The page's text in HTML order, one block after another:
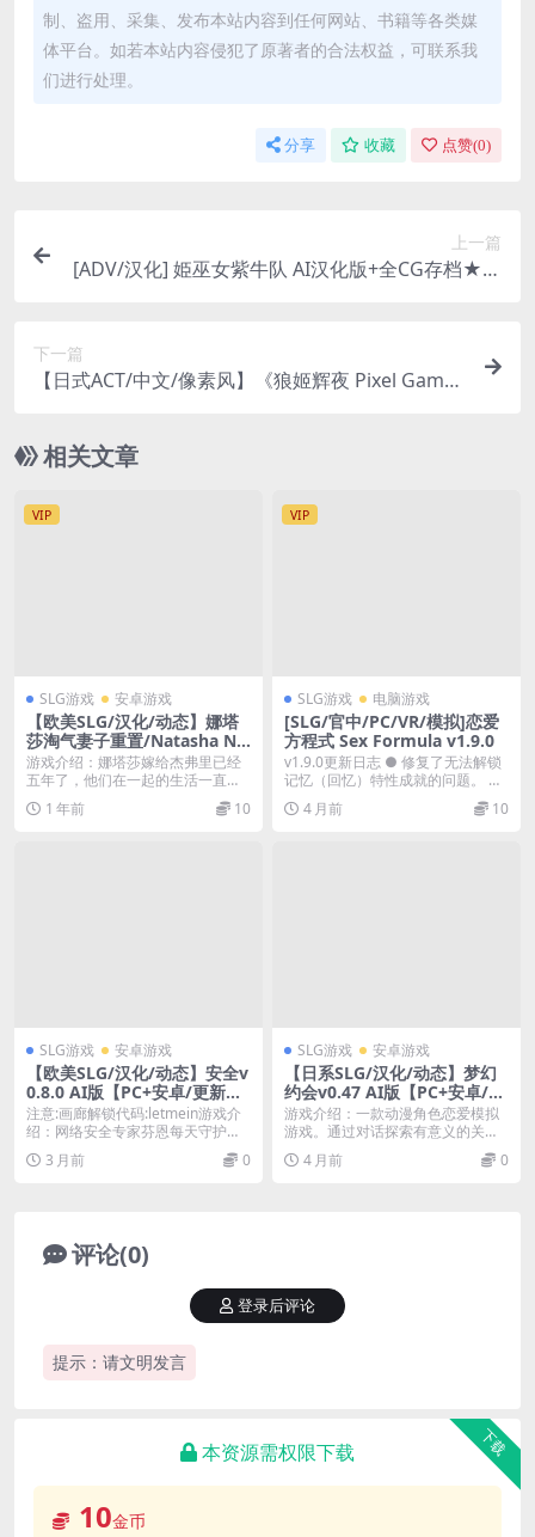
制、盗用、采集、发布本站内容到任何网站、书籍等各类媒
体平台。如若本站内容侵犯了原著者的合法权益，可联系我
们进行处理。
分享 收藏 点赞(0)
上一篇
[ADV/汉化] 姫巫女紫牛队 AI汉化版+全CG存档★全
下一篇
【日式ACT/中文/像素风】《狼姬辉夜 Pixel Game
相关文章
VIP
SLG游戏 安卓游戏
【欧美SLG/汉化/动态】娜塔
莎淘气妻子重置/Natasha Na
ughty Wife v0.48 AI版【PC
+安卓/更新】
游戏介绍：娜塔莎嫁给杰弗里已经
五年了，他们在一起的生活一直幸
福美满。然而，有一天...
1 年前 10
VIP
SLG游戏 电脑游戏
[SLG/官中/PC/VR/模拟]恋爱
方程式 Sex Formula v1.9.0
v1.9.0更新日志 ● 修复了无法解锁
记忆（回忆）特性成就的问题。 ●
新动画 ...
4 月前 10
SLG游戏 安卓游戏
【欧美SLG/汉化/动态】安全v
0.8.0 AI版【PC+安卓/更新】I
n-Security [v0.8.0]
注意:画廊解锁代码:letmein游戏介
绍：网络安全专家芬恩每天守护公
司免受黑客...
3 月前 0
SLG游戏 安卓游戏
【日系SLG/汉化/动态】梦幻
约会v0.47 AI版【PC+安卓/更
新】Fantasy Date [v0.47]
游戏介绍：一款动漫角色恋爱模拟
游戏。通过对话探索有意义的关
系，正确回答问题赚取积...
4 月前 0
评论(0)
提示：请文明发言
登录后评论
下载
本资源需权限下载
10金币